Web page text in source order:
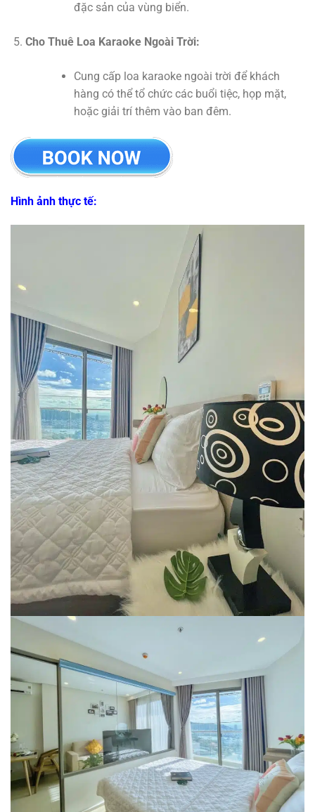
đặc sản của vùng biển.
Cho Thuê Loa Karaoke Ngoài Trời:
Cung cấp loa karaoke ngoài trời để khách
hàng có thể tổ chức các buổi tiệc, họp mặt,
hoặc giải trí thêm vào ban đêm.
Hình ảnh thực tế: